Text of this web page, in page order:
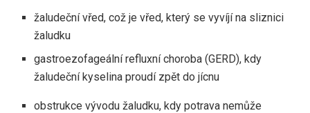
žaludeční vřed, což je vřed, který se vyvíjí na sliznici
žaludku
gastroezofageální refluxní choroba (GERD), kdy
žaludeční kyselina proudí zpět do jícnu
obstrukce vývodu žaludku, kdy potrava nemůže